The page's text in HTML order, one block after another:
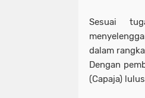
Sesuai
dalam
Dengan
(Capaja)